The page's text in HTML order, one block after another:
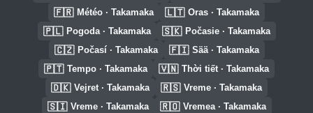
🇫🇷 Météo · Takamaka 🇱🇹 Oras · Takamaka
🇵🇱 Pogoda · Takamaka 🇸🇰 Počasie · Takamaka
🇨🇿 Počasí · Takamaka 🇫🇮 Sää · Takamaka
🇵🇹 Tempo · Takamaka 🇻🇳 Thời tiết · Takamaka
🇩🇰 Vejret · Takamaka 🇷🇸 Vreme · Takamaka
🇸🇮 Vreme · Takamaka 🇷🇴 Vremea · Takamaka